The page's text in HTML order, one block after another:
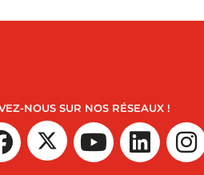
NOUS SUR NOS RÉSEAUX !